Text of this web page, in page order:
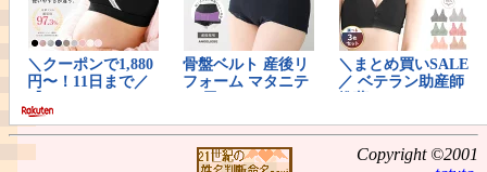
Copyright ©2001